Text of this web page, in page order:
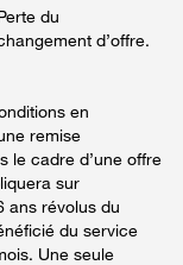
du
d’offre.
en
remise
le cadre d’une offre
sur
ans révolus du
du service
Une seule